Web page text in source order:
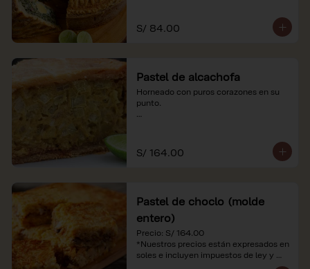
S/ 84.00
Pastel de alcachofa
Horneado con puros corazones en su
punto.
S/ 164.00
Pastel de choclo (molde
entero)
Precio: S/ 164.00
*Nuestros precios están expresados en
soles e incluyen impuestos de ley y